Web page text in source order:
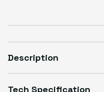
Description
Tech Specification